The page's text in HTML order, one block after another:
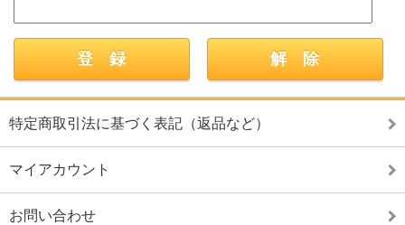
特定商取引法に基づく表記（返品など）
マイアカウント
お問い合わせ